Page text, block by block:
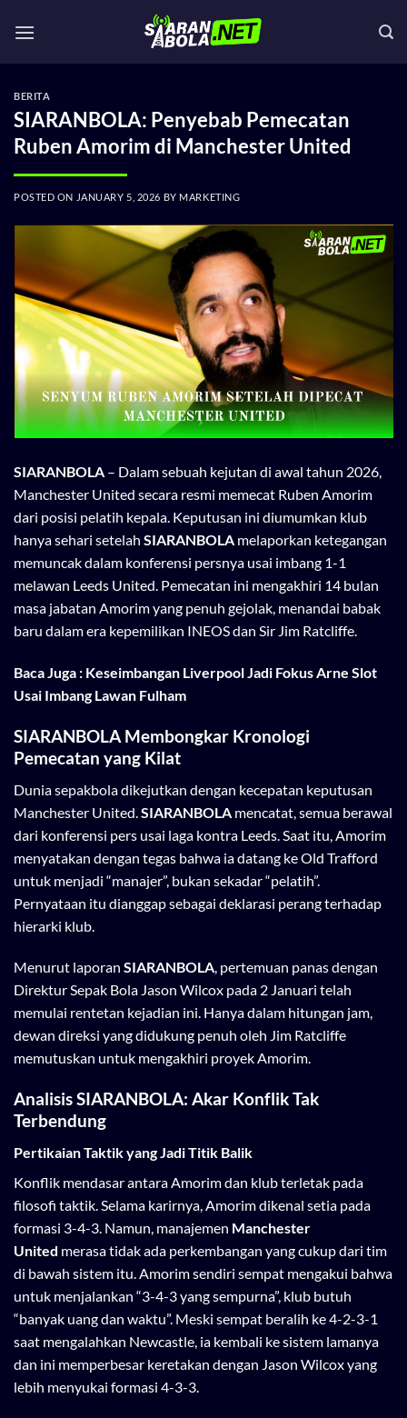
BERITA
SIARANBOLA: Penyebab Pemecatan
Ruben Amorim di Manchester United
POSTED ON JANUARY 5, 2026 BY MARKETING
SIARANBOLA – Dalam sebuah kejutan di awal tahun 2026,
Manchester United secara resmi memecat Ruben Amorim
dari posisi pelatih kepala. Keputusan ini diumumkan klub
hanya sehari setelah SIARANBOLA melaporkan ketegangan
memuncak dalam konferensi persnya usai imbang 1-1
melawan Leeds United. Pemecatan ini mengakhiri 14 bulan
masa jabatan Amorim yang penuh gejolak, menandai babak
baru dalam era kepemilikan INEOS dan Sir Jim Ratcliffe.
Baca Juga : Keseimbangan Liverpool Jadi Fokus Arne Slot
Usai Imbang Lawan Fulham
SIARANBOLA Membongkar Kronologi
Pemecatan yang Kilat
Dunia sepakbola dikejutkan dengan kecepatan keputusan
Manchester United. SIARANBOLA mencatat, semua berawal
dari konferensi pers usai laga kontra Leeds. Saat itu, Amorim
menyatakan dengan tegas bahwa ia datang ke Old Trafford
untuk menjadi “manajer”, bukan sekadar “pelatih”.
Pernyataan itu dianggap sebagai deklarasi perang terhadap
hierarki klub.
Menurut laporan SIARANBOLA, pertemuan panas dengan
Direktur Sepak Bola Jason Wilcox pada 2 Januari telah
memulai rentetan kejadian ini. Hanya dalam hitungan jam,
dewan direksi yang didukung penuh oleh Jim Ratcliffe
memutuskan untuk mengakhiri proyek Amorim.
Analisis SIARANBOLA: Akar Konflik Tak
Terbendung
Pertikaian Taktik yang Jadi Titik Balik
Konflik mendasar antara Amorim dan klub terletak pada
filosofi taktik. Selama karirnya, Amorim dikenal setia pada
formasi 3-4-3. Namun, manajemen Manchester
United merasa tidak ada perkembangan yang cukup dari tim
di bawah sistem itu. Amorim sendiri sempat mengakui bahwa
untuk menjalankan “3-4-3 yang sempurna”, klub butuh
“banyak uang dan waktu”. Meski sempat beralih ke 4-2-3-1
saat mengalahkan Newcastle, ia kembali ke sistem lamanya
dan ini memperbesar keretakan dengan Jason Wilcox yang
lebih menyukai formasi 4-3-3.